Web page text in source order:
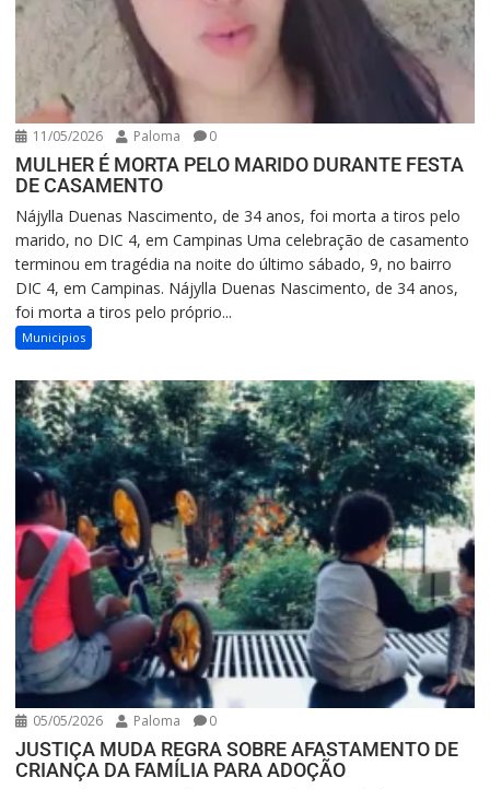
11/05/2026 Paloma 0
MULHER É MORTA PELO MARIDO DURANTE FESTA
DE CASAMENTO
Nájylla Duenas Nascimento, de 34 anos, foi morta a tiros pelo
marido, no DIC 4, em Campinas Uma celebração de casamento
terminou em tragédia na noite do último sábado, 9, no bairro
DIC 4, em Campinas. Nájylla Duenas Nascimento, de 34 anos,
foi morta a tiros pelo próprio...
Municipios
05/05/2026 Paloma 0
JUSTIÇA MUDA REGRA SOBRE AFASTAMENTO DE
CRIANÇA DA FAMÍLIA PARA ADOÇÃO